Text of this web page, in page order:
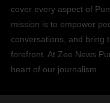
cover every aspect of
mission is to empower
conversations, and bring
forefront. At Zee News
heart of our journalism.